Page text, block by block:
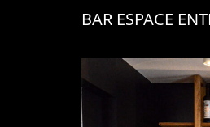
BAR ESPACE